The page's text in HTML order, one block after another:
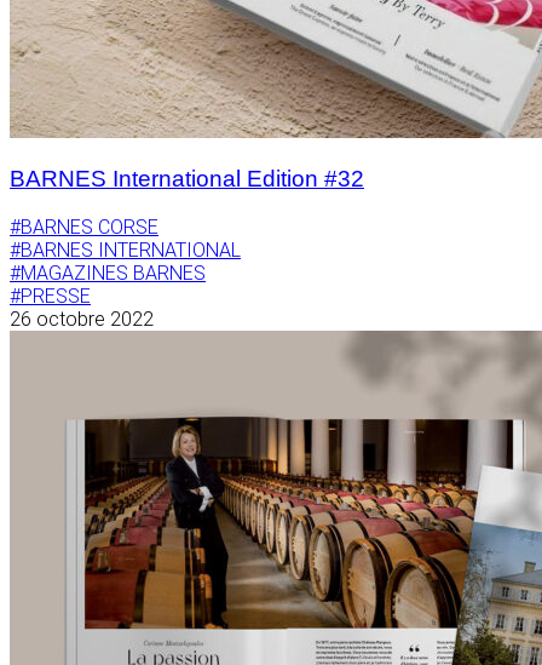
BARNES International Edition #32
#BARNES CORSE
#BARNES INTERNATIONAL
#MAGAZINES BARNES
#PRESSE
26 octobre 2022